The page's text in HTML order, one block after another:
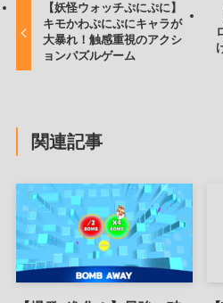
【妖怪ウォッチぷにぷに】
キモかわぷにぷにキャラが
大暴れ！触感重視のアクシ
ョンパズルゲーム
関連記事